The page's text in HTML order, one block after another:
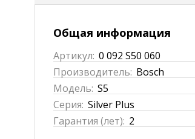
Общая информация
Артикул: 0 092 S50 060
Производитель: Bosch
Модель: S5
Серия: Silver Plus
Гарантия (лет): 2